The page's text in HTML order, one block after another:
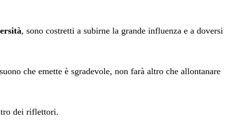
, sono costretti a subirne la grande influenza e a doversi
che emette è sgradevole, non farà altro che allontanare
dei riflettori.